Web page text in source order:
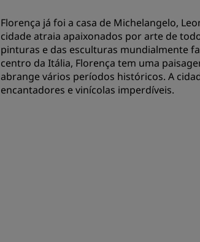
Pesquisar
Pesquisar
Restaurante
Florença já foi a casa de Michelangelo,
cidade atraia apaixonados por arte de
pinturas e das esculturas mundialmente
centro da Itália, Florença tem uma
abrange vários períodos históricos. A
encantadores e vinícolas imperdíveis.